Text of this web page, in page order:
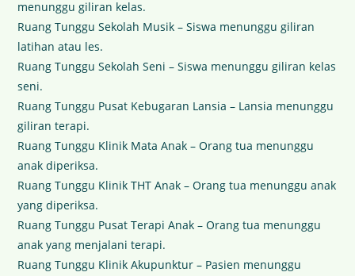
menunggu giliran kelas.
Ruang Tunggu Sekolah Musik – Siswa menunggu giliran
latihan atau les.
Ruang Tunggu Sekolah Seni – Siswa menunggu giliran kelas
seni.
Ruang Tunggu Pusat Kebugaran Lansia – Lansia menunggu
giliran terapi.
Ruang Tunggu Klinik Mata Anak – Orang tua menunggu
anak diperiksa.
Ruang Tunggu Klinik THT Anak – Orang tua menunggu anak
yang diperiksa.
Ruang Tunggu Pusat Terapi Anak – Orang tua menunggu
anak yang menjalani terapi.
Ruang Tunggu Klinik Akupunktur – Pasien menunggu